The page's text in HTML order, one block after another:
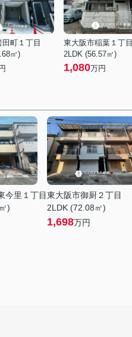
町１丁目
㎡)
東大阪市稲葉１丁目
2LDK (56.57㎡)
1,080万円
今里１丁目
)
東大阪市御厨２丁目
2LDK (72.08㎡)
1,698万円